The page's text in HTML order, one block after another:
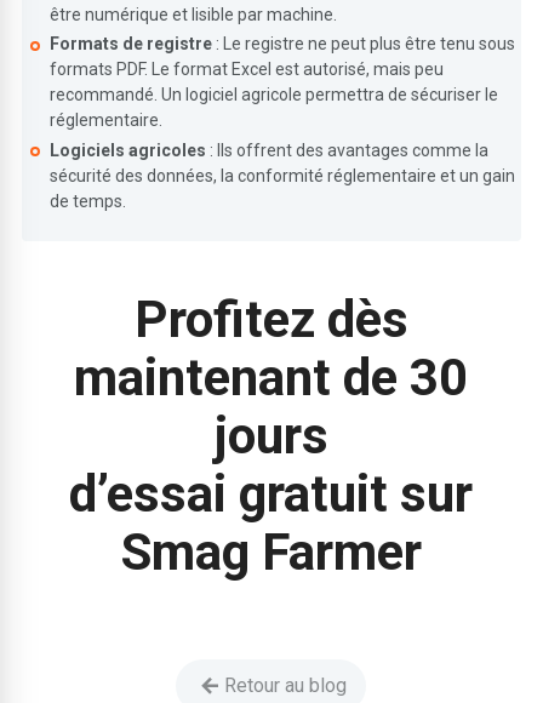
être numérique et lisible par machine.
Formats de registre : Le registre ne peut plus être tenu sous
formats PDF. Le format Excel est autorisé, mais peu
recommandé. Un logiciel agricole permettra de sécuriser le
réglementaire.
Logiciels agricoles : Ils offrent des avantages comme la
sécurité des données, la conformité réglementaire et un gain
de temps.
Profitez dès
maintenant de 30
jours
d’essai gratuit sur
Smag Farmer
Retour au blog